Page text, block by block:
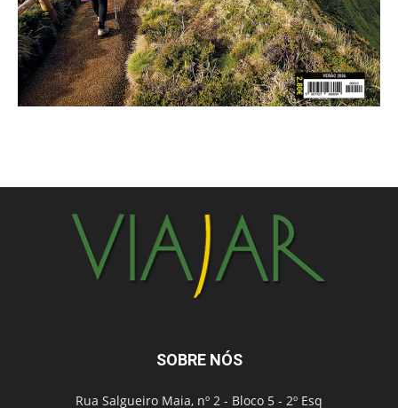
SOBRE NÓS
Rua Salgueiro Maia, nº 2 - Bloco 5 - 2º Esq